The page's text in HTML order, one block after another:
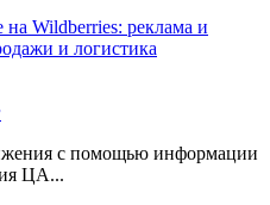
Wildberries: реклама и
и логистика
с помощью информации
ЦА...